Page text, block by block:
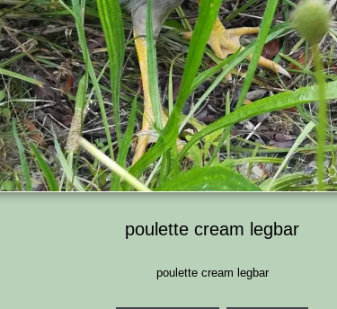
poulette cream legbar
poulette cream legbar